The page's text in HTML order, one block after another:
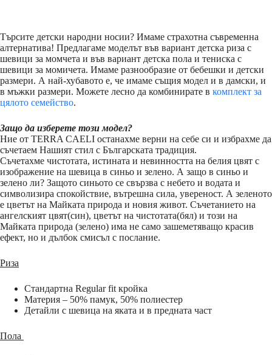
Търсите детски народни носии? Имаме страхотна съвременна
алтернатива! Предлагаме моделът във вариант детска риза с
шевици за момчета и във вариант детска пола и тениска с
шевици за момичета. Имаме разнообразие от бебешки и детски
размери. А най-хубавото е, че имаме същия модел и в дамски, и
в мъжки размери. Можете лесно да комбинирате в комплект за
цялото семейство.
Защо да изберете този модел?
Ние от TERRA CAELI останахме верни на себе си и избрахме да
съчетаем Нашият стил с Българската традиция.
Съчетахме чистотата, истината и невинността на белия цвят с
изображение на шевица в синьо и зелено. А защо в синьо и
зелено ли? Защото синьото се свързва с небето и водата и
символизира спокойствие, вътрешна сила, увереност. А зеленото
е цветът на Майката природа и новия живот. Съчетанието на
ангелският цвят(син), цветът на чистотата(бял) и този на
Майката природа (зелено) има не само зашеметяващо красив
ефект, но и дълбок смисъл с послание.
Риза
Стандартна Regular fit кройка
Материя – 50% памук, 50% полиестер
Детайли с шевица на яката и в предната част
Пола